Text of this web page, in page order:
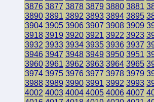
3876 3877 3878 3879 3880 3881
3890 3891 3892 3893 3894 3895
3904 3905 3906 3907 3908 3909
3918 3919 3920 3921 3922 3923
3932 3933 3934 3935 3936 3937
3946 3947 3948 3949 3950 3951
3960 3961 3962 3963 3964 3965
3974 3975 3976 3977 3978 3979
3988 3989 3990 3991 3992 3993
4002 4003 4004 4005 4006 4007